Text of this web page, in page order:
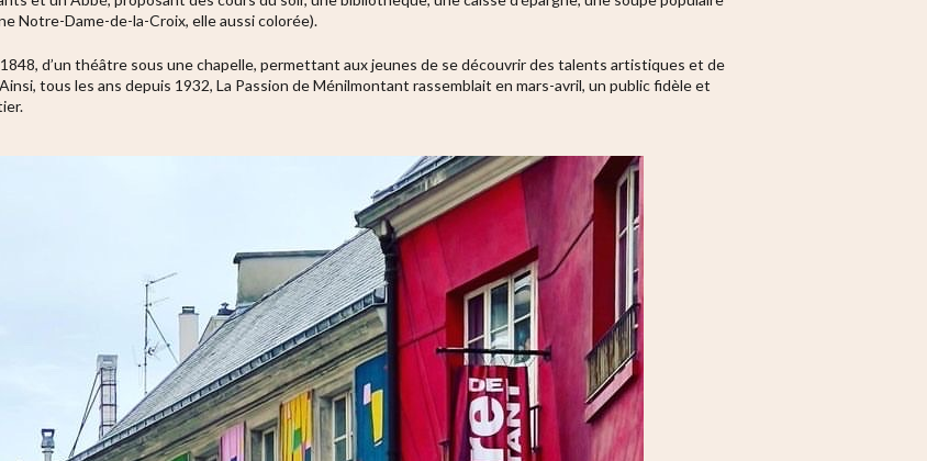
Notre-Dame-de-la-Croix, elle aussi colorée).
1848, d’un théâtre sous une chapelle, permettant aux jeunes de se découvrir des talents artistiques et de
tous les ans depuis 1932, La Passion de Ménilmontant rassemblait en mars-avril, un public fidèle et